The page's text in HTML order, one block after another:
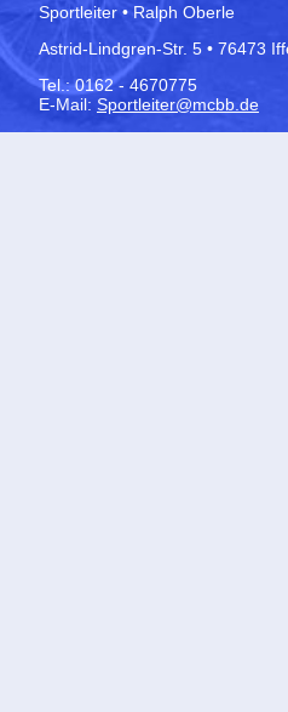
Sportleiter • Ralph Oberle
Astrid-Lindgren-Str. 5 • 76473
Tel.: 0162 - 4670775
E-Mail: Sportleiter@mcbb.de